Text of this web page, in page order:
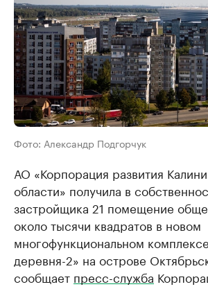
Фото: Александр Подгорчук
АО «Корпорация развития
области» получила в
застройщика 21 помещение
около тысячи квадратов в новом
многофункциональном
деревня-2» на острове
сообщает пресс-служба